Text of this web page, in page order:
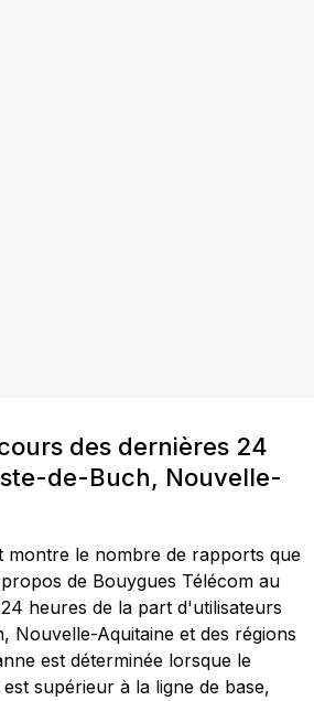
des dernières 24
de-Buch, Nouvelle-
montre le nombre de rapports que
de Bouygues Télécom au
heures de la part d'utilisateurs
Nouvelle-Aquitaine et des régions
est déterminée lorsque le
supérieur à la ligne de base,